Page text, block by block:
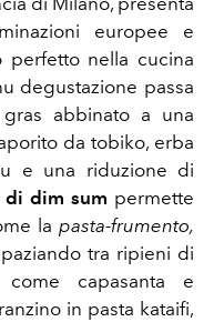
europee e
perfetto nella cucina
degustazione passa
abbinato a una
da tobiko, erba
e una riduzione di
di dim sum permette
la pasta-frumento,
tra ripieni di
capasanta e
in pasta kataifi,